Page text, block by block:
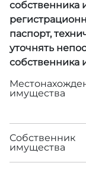
собственника
паспорт,
уточнять
собственника
имущества
Собственник
имущества